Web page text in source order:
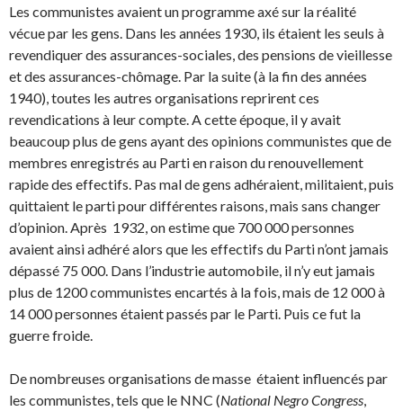
Les communistes avaient un programme axé sur la réalité
vécue par les gens. Dans les années 1930, ils étaient les seuls à
revendiquer des assurances-sociales, des pensions de vieillesse
et des assurances-chômage. Par la suite (à la fin des années
1940), toutes les autres organisations repri­rent ces
revendications à leur compte. A cette époque, il y avait
beaucoup plus de gens ayant des opinions communistes que de
membres enregistrés au Parti en raison du renouvellement
rapide des effectifs. Pas mal de gens adhéraient, militaient, puis
quittaient le parti pour différentes rai­sons, mais sans changer
d’opinion. Après 1932, on estime que 700 000 personnes
avaient ainsi adhéré alors que les effectifs du Parti n’ont jamais
dépassé 75 000. Dans l’industrie automobile, il n’y eut jamais
plus de 1200 communistes encartés à la fois, mais de 12 000 à
14 000 personnes étaient passés par le Parti. Puis ce fut la
guerre froide.
De nombreuses organisations de masse étaient influencés par
les communistes, tels que le NNC (National Negro Congress,